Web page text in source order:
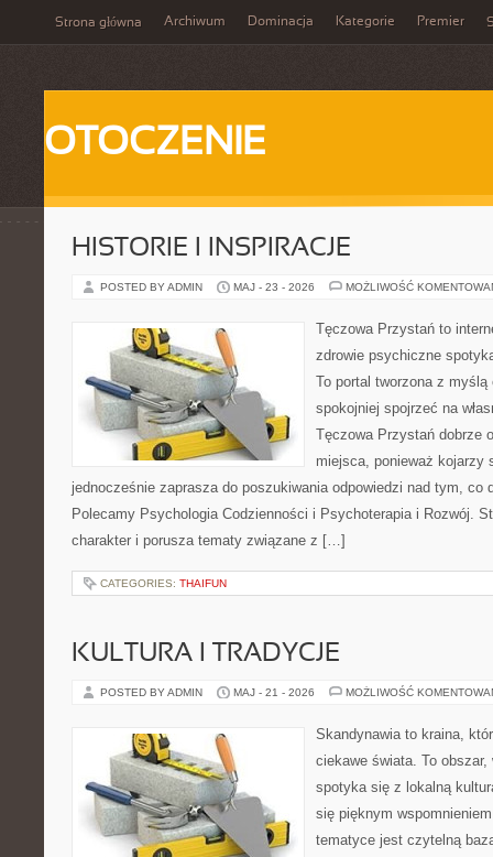
Strona główna Archiwum Dominacja Kategorie Premier
OTOCZENIE
HISTORIE I INSPIRACJE
POSTED BY ADMIN MAJ - 23 - 2026 MOŻLIWOŚĆ
Tęczowa Przystań to
zdrowie psychiczne
To portal tworzona z
spokojniej spojrzeć na
Tęczowa Przystań dobrze
miejsca, ponieważ kojarzy
jednocześnie zaprasza do poszukiwania odpowiedzi nad tym, co
Polecamy Psychologia Codzienności i Psychoterapia i Rozwój.
charakter i porusza tematy związane z […]
CATEGORIES: THAIFUN
KULTURA I TRADYCJE
POSTED BY ADMIN MAJ - 21 - 2026 MOŻLIWOŚĆ
Skandynawia to kraina,
ciekawe świata. To
spotyka się z lokalną
się pięknym
tematyce jest czytelną